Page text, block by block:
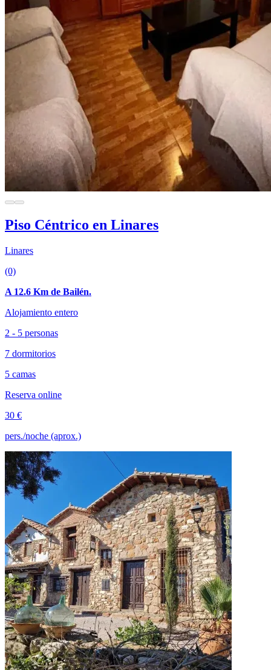
Piso Céntrico en Linares
Linares
(0)
A 12.6 Km de Bailén.
Alojamiento entero
2 - 5 personas
7 dormitorios
5 camas
Reserva online
30 €
pers./noche (aprox.)